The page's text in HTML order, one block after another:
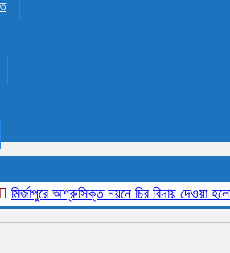
অশ্রুসিক্ত নয়নে চির বিদায় দেওয়া হলো